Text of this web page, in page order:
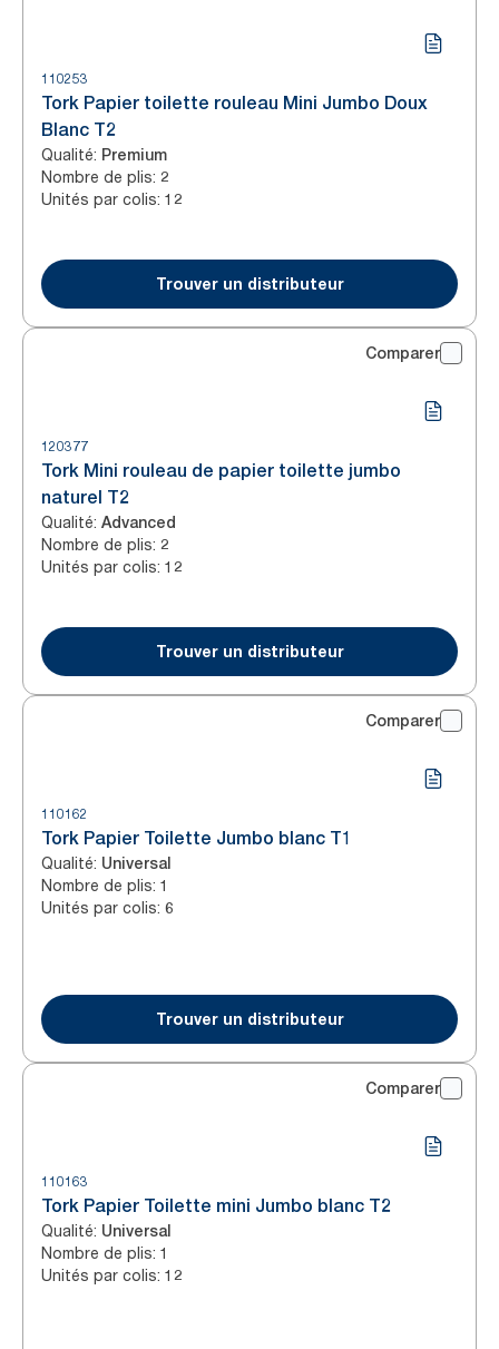
110253
Tork Papier toilette rouleau Mini Jumbo Doux
Blanc T2
Qualité: Premium
Nombre de plis: 2
Unités par colis: 12
Trouver un distributeur
Comparer
120377
Tork Mini rouleau de papier toilette jumbo
naturel T2
Qualité: Advanced
Nombre de plis: 2
Unités par colis: 12
Trouver un distributeur
Comparer
110162
Tork Papier Toilette Jumbo blanc T1
Qualité: Universal
Nombre de plis: 1
Unités par colis: 6
Trouver un distributeur
Comparer
110163
Tork Papier Toilette mini Jumbo blanc T2
Qualité: Universal
Nombre de plis: 1
Unités par colis: 12